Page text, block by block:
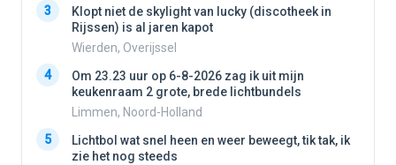
3
Klopt niet de skylight van lucky (discotheek in
Rijssen) is al jaren kapot
Wierden, Overijssel
4
Om 23.23 uur op 6-8-2026 zag ik uit mijn
keukenraam 2 grote, brede lichtbundels
Limmen, Noord-Holland
5
Lichtbol wat snel heen en weer beweegt, tik tak, ik
zie het nog steeds